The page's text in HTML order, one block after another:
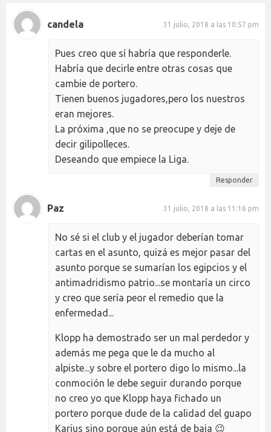
candela 31 julio, 2018 a las 10:57 pm
Pues creo que sí habría que responderle.
Habría que decirle entre otras cosas que
cambie de portero.
Tienen buenos jugadores,pero los nuestros
eran mejores.
La próxima ,que no se preocupe y deje de
decir gilipolleces.
Deseando que empiece la Liga.
Responder
Paz 31 julio, 2018 a las 11:16 pm
No sé si el club y el jugador deberían tomar
cartas en el asunto, quizá es mejor pasar del
asunto porque se sumarían los egipcios y el
antimadridismo patrio...se montaría un circo
y creo que sería peor el remedio que la
enfermedad...
Klopp ha demostrado ser un mal perdedor y
además me pega que le da mucho al
alpiste...y sobre el portero digo lo mismo...la
conmoción le debe seguir durando porque
no creo yo que Klopp haya fichado un
portero porque dude de la calidad del guapo
Karius sino porque aún está de baja 😉